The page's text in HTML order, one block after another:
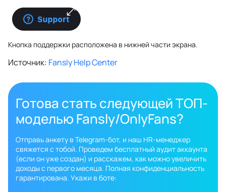
Кнопка поддержки расположена в нижней части экрана.
Источник: Fansly Help Center
Готова стать следующей ТОП-
моделью Fansly/OnlyFans?
Отправь анкету в Telegram-бот, и наш HR-менеджер
свяжется с тобой. Проведем бесплатный аудит аккаунта
(если он уже создан) и расскажем, как можно увеличить
доходы с первого месяца. Полная конфиденциальность
гарантирована. Укажи в боте: